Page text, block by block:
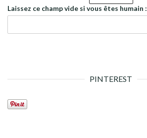
Laissez ce champ vide si vous êtes humain :
PINTEREST